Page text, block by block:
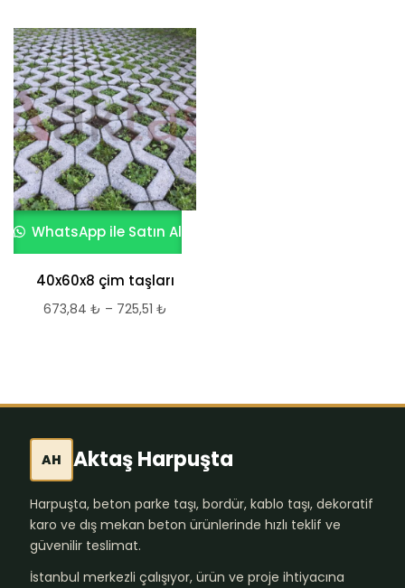
WhatsApp ile Satın Al
40x60x8 çim taşları
673,84 ₺ – 725,51 ₺
AH Aktaş Harpuşta
Harpuşta, beton parke taşı, bordür, kablo taşı, dekoratif
karo ve dış mekan beton ürünlerinde hızlı teklif ve
güvenilir teslimat.
İstanbul merkezli çalışıyor, ürün ve proje ihtiyacına